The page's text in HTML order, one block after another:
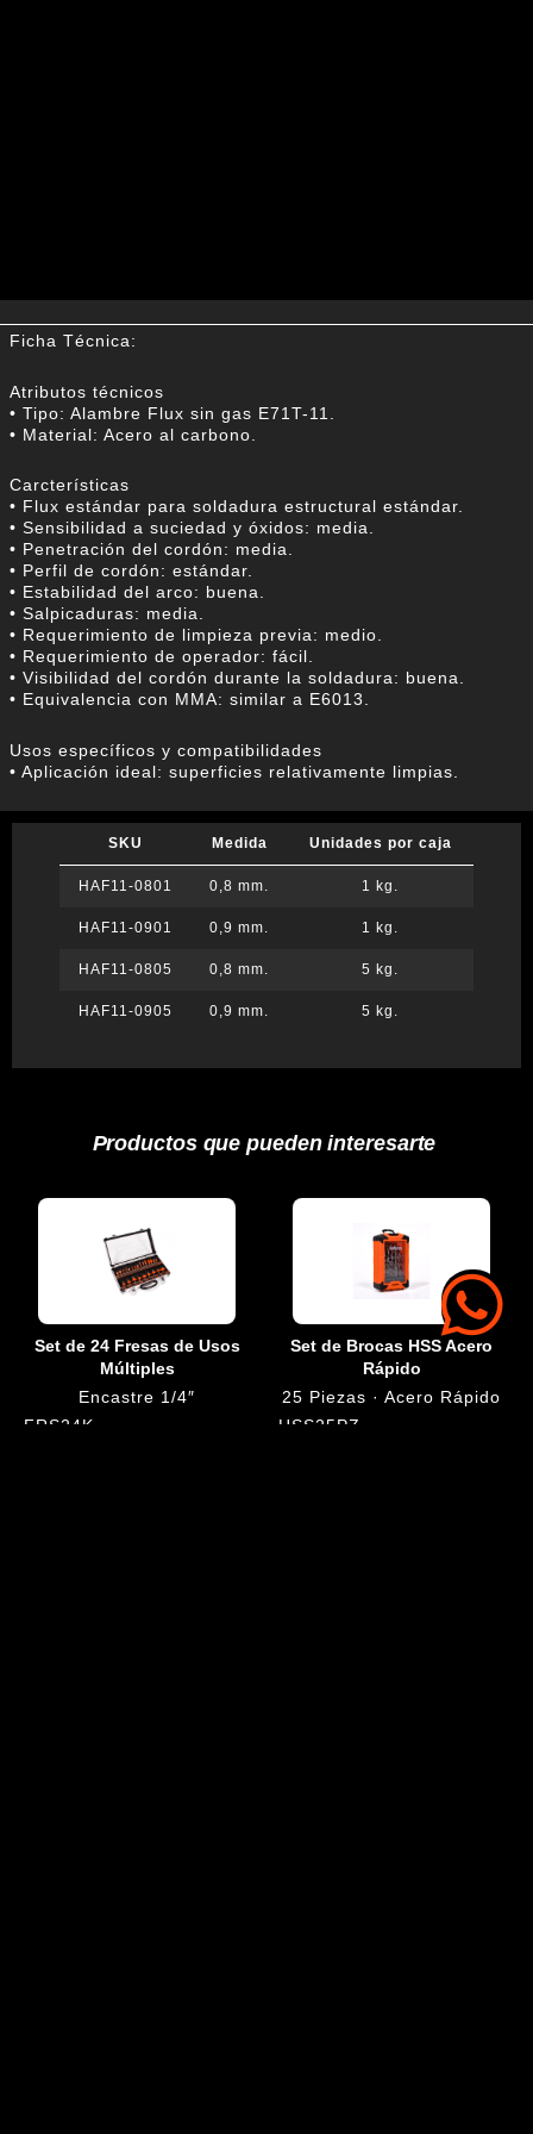
Ficha Técnica:
Atributos técnicos
• Tipo: Alambre Flux sin gas E71T-11.
• Material: Acero al carbono.
Carcterísticas
• Flux estándar para soldadura estructural estándar.
• Sensibilidad a suciedad y óxidos: media.
• Penetración del cordón: media.
• Perfil de cordón: estándar.
• Estabilidad del arco: buena.
• Salpicaduras: media.
• Requerimiento de limpieza previa: medio.
• Requerimiento de operador: fácil.
• Visibilidad del cordón durante la soldadura: buena.
• Equivalencia con MMA: similar a E6013.
Usos específicos y compatibilidades
• Aplicación ideal: superficies relativamente limpias.
SKU Medida Unidades por caja
HAF11-0801 0,8 mm. 1 kg.
HAF11-0901 0,9 mm. 1 kg.
HAF11-0805 0,8 mm. 5 kg.
HAF11-0905 0,9 mm. 5 kg.
Productos que pueden interesarte
Set de 24 Fresas de Usos
Múltiples
Encastre 1/4″
FRS24K
Set de Brocas HSS Acero
Rápido
25 Piezas · Acero Rápido
HSS25PZ